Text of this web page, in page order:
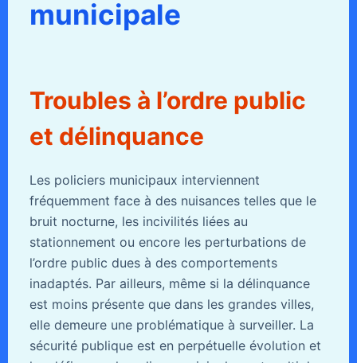
municipale
Troubles à l’ordre public
et délinquance
Les policiers municipaux interviennent
fréquemment face à des nuisances telles que le
bruit nocturne, les incivilités liées au
stationnement ou encore les perturbations de
l’ordre public dues à des comportements
inadaptés. Par ailleurs, même si la délinquance
est moins présente que dans les grandes villes,
elle demeure une problématique à surveiller. La
sécurité publique est en perpétuelle évolution et